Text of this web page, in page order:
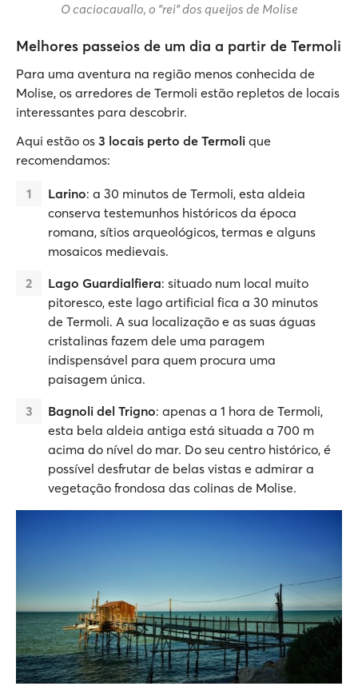
O caciocavallo, o "rei" dos queijos de Molise
Melhores passeios de um dia a partir de Termoli
Para uma aventura na região menos conhecida de
Molise, os arredores de Termoli estão repletos de locais
interessantes para descobrir.
Aqui estão os 3 locais perto de Termoli que
recomendamos:
Larino: a 30 minutos de Termoli, esta aldeia
conserva testemunhos históricos da época
romana, sítios arqueológicos, termas e alguns
mosaicos medievais.
Lago Guardialfiera: situado num local muito
pitoresco, este lago artificial fica a 30 minutos
de Termoli. A sua localização e as suas águas
cristalinas fazem dele uma paragem
indispensável para quem procura uma
paisagem única.
Bagnoli del Trigno: apenas a 1 hora de Termoli,
esta bela aldeia antiga está situada a 700 m
acima do nível do mar. Do seu centro histórico, é
possível desfrutar de belas vistas e admirar a
vegetação frondosa das colinas de Molise.